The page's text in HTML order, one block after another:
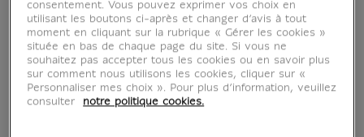
consentement. Vous pouvez exprimer vos choix en
utilisant les boutons ci-après et changer d’avis à tout
moment en cliquant sur la rubrique « Gérer les cookies »
située en bas de chaque page du site. Si vous ne
souhaitez pas accepter tous les cookies ou en savoir plus
sur comment nous utilisons les cookies, cliquer sur «
Personnaliser mes choix ». Pour plus d’information, veuillez
consulter
notre politique cookies.